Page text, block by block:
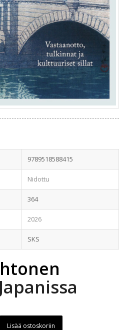
9789518588415
Nidottu
364
2026
SKS
Lisää ostoskoriin